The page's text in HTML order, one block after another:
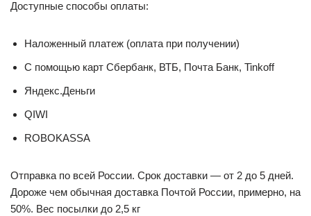
Доступные способы оплаты:
Наложенный платеж (оплата при получении)
С помощью карт Сбербанк, ВТБ, Почта Банк, Tinkoff
Яндекс.Деньги
QIWI
ROBOKASSA
Отправка по всей России. Срок доставки — от 2 до 5 дней.
Дороже чем обычная доставка Почтой России, примерно, на
50%. Вес посылки до 2,5 кг